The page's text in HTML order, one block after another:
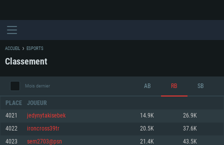
CONFIGURATION SYSTÈME REQUISE
ACCUEIL ESPORTS
Classement
Mois dernier AB RB SB
PLACE JOUEUR
4021 jedynytakisebek 14.9K 26.9K
4022 ironcross39tr 20.5K 37.6K
4023 sem2703@psn 21.4K 43.5K